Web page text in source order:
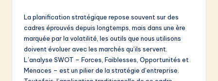
L
La planification stratégique repose souvent sur des
cadres éprouvés depuis longtemps, mais dans une ère
marquée par la volatilité, les outils que nous utilisons
doivent évoluer avec les marchés qu’ils servent.
L’analyse SWOT – Forces, Faiblesses, Opportunités et
Menaces – est un pilier de la stratégie d’entreprise.